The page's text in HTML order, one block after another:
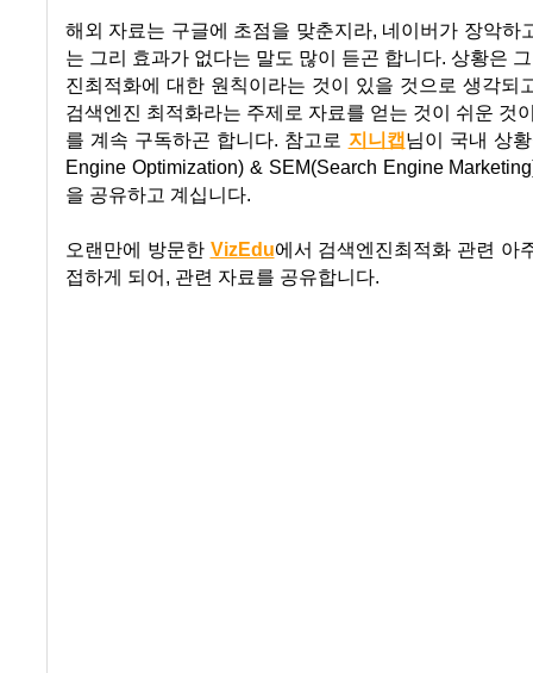
해외 자료는 구글에 초점을 맞춘지라, 네이버가 장악하
는 그리 효과가 없다는 말도 많이 듣곤 합니다. 상황은
진최적화에 대한 원칙이라는 것이 있을 것으로 생각되
검색엔진 최적화라는 주제로 자료를 얻는 것이 쉬운 것
를 계속 구독하곤 합니다. 참고로 지니캡님이 국내 상
Engine Optimization) & SEM(Search Engine
을 공유하고 계십니다.
오랜만에 방문한 VizEdu에서 검색엔진최적화 관련 아
접하게 되어, 관련 자료를 공유합니다.